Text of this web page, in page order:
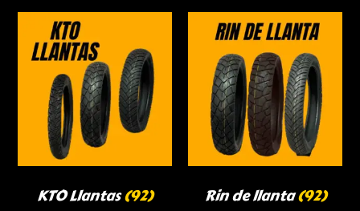
KTO Llantas(92) Rin de llanta(92)